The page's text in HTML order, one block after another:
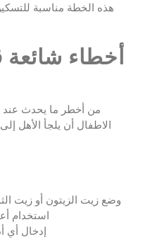
هذه الخطة مناسبة
أخطاء شائعة
من أخطر ما يحدث عند
الاطفال أن يلجأ الأهل
وضع زيت الزيتون أو زيت
استخدام
إدخال أي